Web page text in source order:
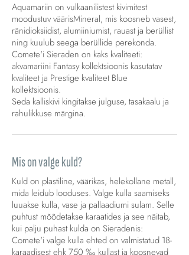
Aquamariin on vulkaanilistest kivimitest
moodustuv väärisMineral, mis koosneb vasest,
ränidioksiidist, alumiiniumist, rauast ja berüllist
ning kuulub seega berüllide perekonda.
Comete'i Sieraden on kaks kvaliteeti:
akvamariini Fantasy kollektsioonis kasutatav
kvaliteet ja Prestige kvaliteet Blue
kollektsioonis.
Seda kalliskivi kingitakse julguse, tasakaalu ja
rahulikkuse märgina.
Mis on valge kuld?
Kuld on plastiline, väärikas, helekollane metall,
mida leidub looduses. Valge kulla saamiseks
luuakse kulla, vase ja pallaadiumi sulam. Selle
puhtust mõõdetakse karaatides ja see näitab,
kui palju puhast kulda on Sieradenis:
Comete'i valge kulla ehted on valmistatud 18-
karaadisest ehk 750 ‰ kullast ja koosnevad